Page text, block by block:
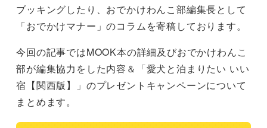
ブッキングしたり、おでかけわんこ部編集長として
「おでかけマナー」のコラムを寄稿しております。
今回の記事ではMOOK本の詳細及びおでかけわんこ
部が編集協力をした内容＆「愛犬と泊まりたい いい
宿【関西版】」のプレゼントキャンペーンについて
まとめます。